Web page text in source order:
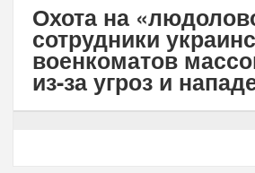
Охота на
сотрудники
военкоматов
из-за угроз и